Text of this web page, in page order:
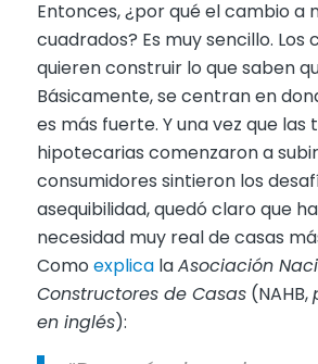
Entonces, ¿por qué el cambio a
cuadrados? Es muy sencillo.
quieren construir lo que saben
Básicamente, se centran en
es más fuerte. Y una vez que las
hipotecarias comenzaron a
consumidores sintieron los
asequibilidad, quedó claro que
necesidad muy real de casas
Como explicalaAsociación
Constructores de Casas(NAHB,
en inglés):